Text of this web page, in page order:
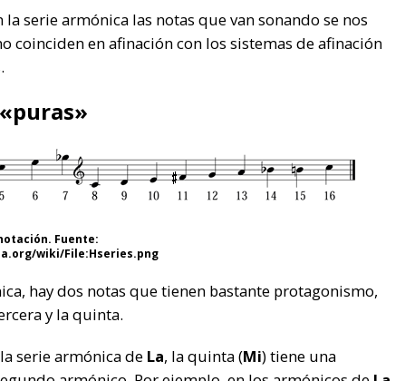
serie armónica las notas que van sonando se nos
coinciden en afinación con los sistemas de afinación
Fuente:
wiki/File:Hseries.png
hay dos notas que tienen bastante protagonismo,
y la quinta.
serie armónica de La, la quinta (Mi) tiene una